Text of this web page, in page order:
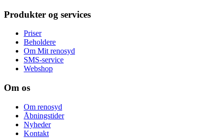
Produkter og services
Priser
Beholdere
Om Mit renosyd
SMS-service
Webshop
Om os
Om renosyd
Åbningstider
Nyheder
Kontakt